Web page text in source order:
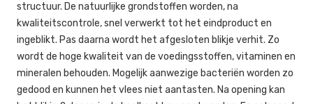
structuur. De natuurlijke grondstoffen worden, na
kwaliteitscontrole, snel verwerkt tot het eindproduct en
ingeblikt. Pas daarna wordt het afgesloten blikje verhit. Zo
wordt de hoge kwaliteit van de voedingsstoffen, vitaminen en
mineralen behouden. Mogelijk aanwezige bacteriën worden zo
gedood en kunnen het vlees niet aantasten. Na opening kan